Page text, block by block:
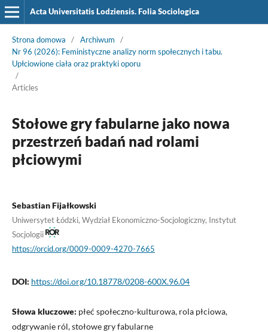
Acta Universitatis Lodziensis. Folia Sociologica
Strona domowa / Archiwum
/
Nr 96 (2026): Feministyczne analizy norm społecznych i tabu.
Upłciowione ciała oraz praktyki oporu
/
Articles
Stołowe gry fabularne jako nowa
przestrzeń badań nad rolami
płciowymi
Sebastian Fijałkowski
Uniwersytet Łódzki, Wydział Ekonomiczno-Socjologiczny, Instytut
Socjologii
https://orcid.org/0009-0009-4270-7665
DOI: https://doi.org/10.18778/0208-600X.96.04
Słowa kluczowe: płeć społeczno-kulturowa, rola płciowa,
odgrywanie ról, stołowe gry fabularne